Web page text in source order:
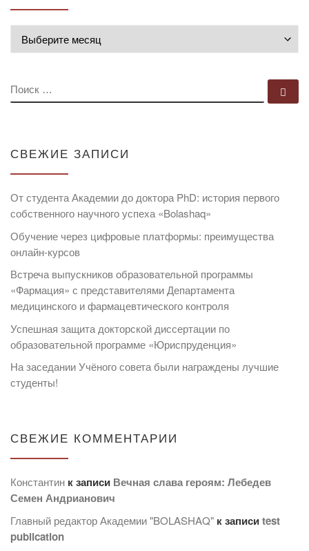
ПОИСК
СВЕЖИЕ ЗАПИСИ
От студента Академии до доктора PhD: история первого
собственного научного успеха «Bolashaq»
Обучение через цифровые платформы: преимущества
онлайн-курсов
Встреча выпускников образовательной программы
«Фармация» с представителями Департамента
медицинского и фармацевтического контроля
Успешная защита докторской диссертации по
образовательной программе «Юриспруденция»
На заседании Учёного совета были награждены лучшие
студенты!
СВЕЖИЕ КОММЕНТАРИИ
Константин к записи Вечная слава героям: Лебедев
Семен Андрианович
Главный редактор Академии "BOLASHAQ" к записиtest
publication